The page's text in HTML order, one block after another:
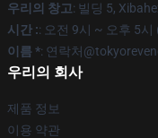
우리의 창고: 빌딩 5,
시간 :: 오전 9시 ~ 오후 5시
이름 *: 연락처
우리의 회사
제품 정보
이용 약관